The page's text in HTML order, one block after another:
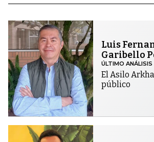
Luis
Garibello
ÚLTIMO ANÁLISIS
El Asilo
público